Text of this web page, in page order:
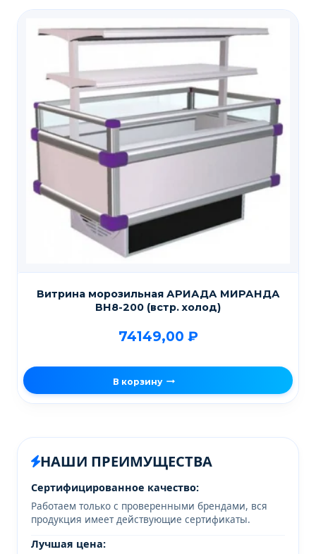
Витрина морозильная АРИАДА МИРАНДА
ВН8-200 (встр. холод)
74149,00 ₽
В корзину
НАШИ ПРЕИМУЩЕСТВА
Сертифицированное качество:
Работаем только с проверенными брендами, вся
продукция имеет действующие сертификаты.
Лучшая цена: